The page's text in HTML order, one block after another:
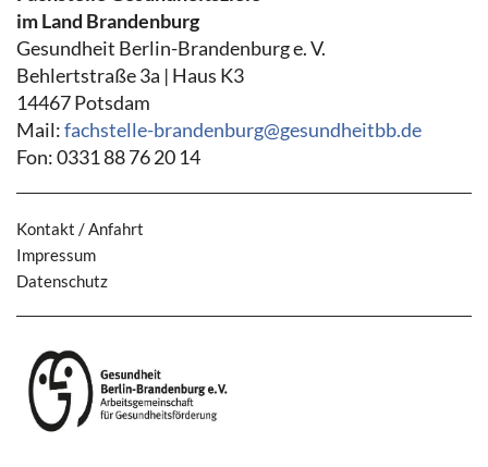
im Land Brandenburg
Gesundheit Berlin-Brandenburg e. V.
Behlertstraße 3a | Haus K3
14467 Potsdam
Mail:fachstelle-brandenburg@gesundheitbb.de
Fon: 0331 88 76 20 14
Kontakt / Anfahrt
Impressum
Datenschutz